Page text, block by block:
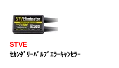
STVE
ｾｶﾝﾀﾞﾘｰﾊﾞﾙﾌﾞｴﾗｰｷｬﾝｾﾗｰ